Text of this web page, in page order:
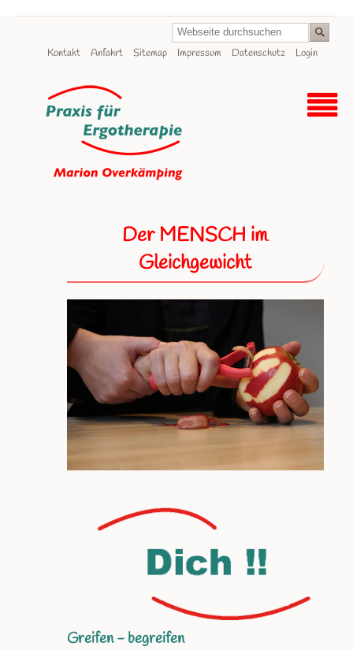
Navigation
Kontakt Anfahrt Sitemap Impressum Datenschutz Login
Der MENSCH im
Gleichgewicht
Greifen - begreifen